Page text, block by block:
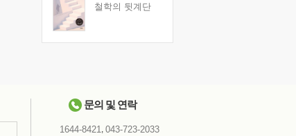
철학의 뒷계단
문의 및 연락
1644-8421, 043-723-2033